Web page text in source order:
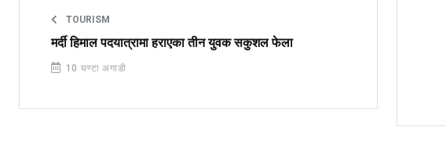
TOURISM
मर्दी हिमाल पदयात्रामा हराएका तीन युवक सकुशल फेला
10 घण्टा अगाडी